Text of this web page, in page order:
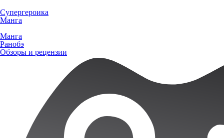
Супергероика
Манга
Манга
Ранобэ
Обзоры и рецензии